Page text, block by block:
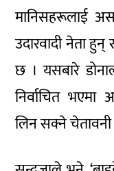
मानिसहरूलाई
उदारवादी नेता
छ । यसबारे
निर्वाचित भएमा
लिन सक्ने